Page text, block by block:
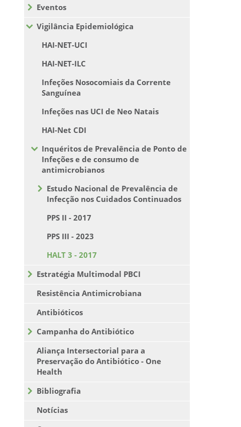
Eventos
Vigilância Epidemiológica
HAI-NET-UCI
HAI-NET-ILC
Infeções Nosocomiais da Corrente
Sanguínea
Infeções nas UCI de Neo Natais
HAI-Net CDI
Inquéritos de Prevalência de Ponto de
Infeções e de consumo de
antimicrobianos
Estudo Nacional de Prevalência de
Infecção nos Cuidados Continuados
PPS II - 2017
PPS III - 2023
HALT 3 - 2017
Estratégia Multimodal PBCI
Resistência Antimicrobiana
Antibióticos
Campanha do Antibiótico
Aliança Intersectorial para a
Preservação do Antibiótico - One
Health
Bibliografia
Notícias